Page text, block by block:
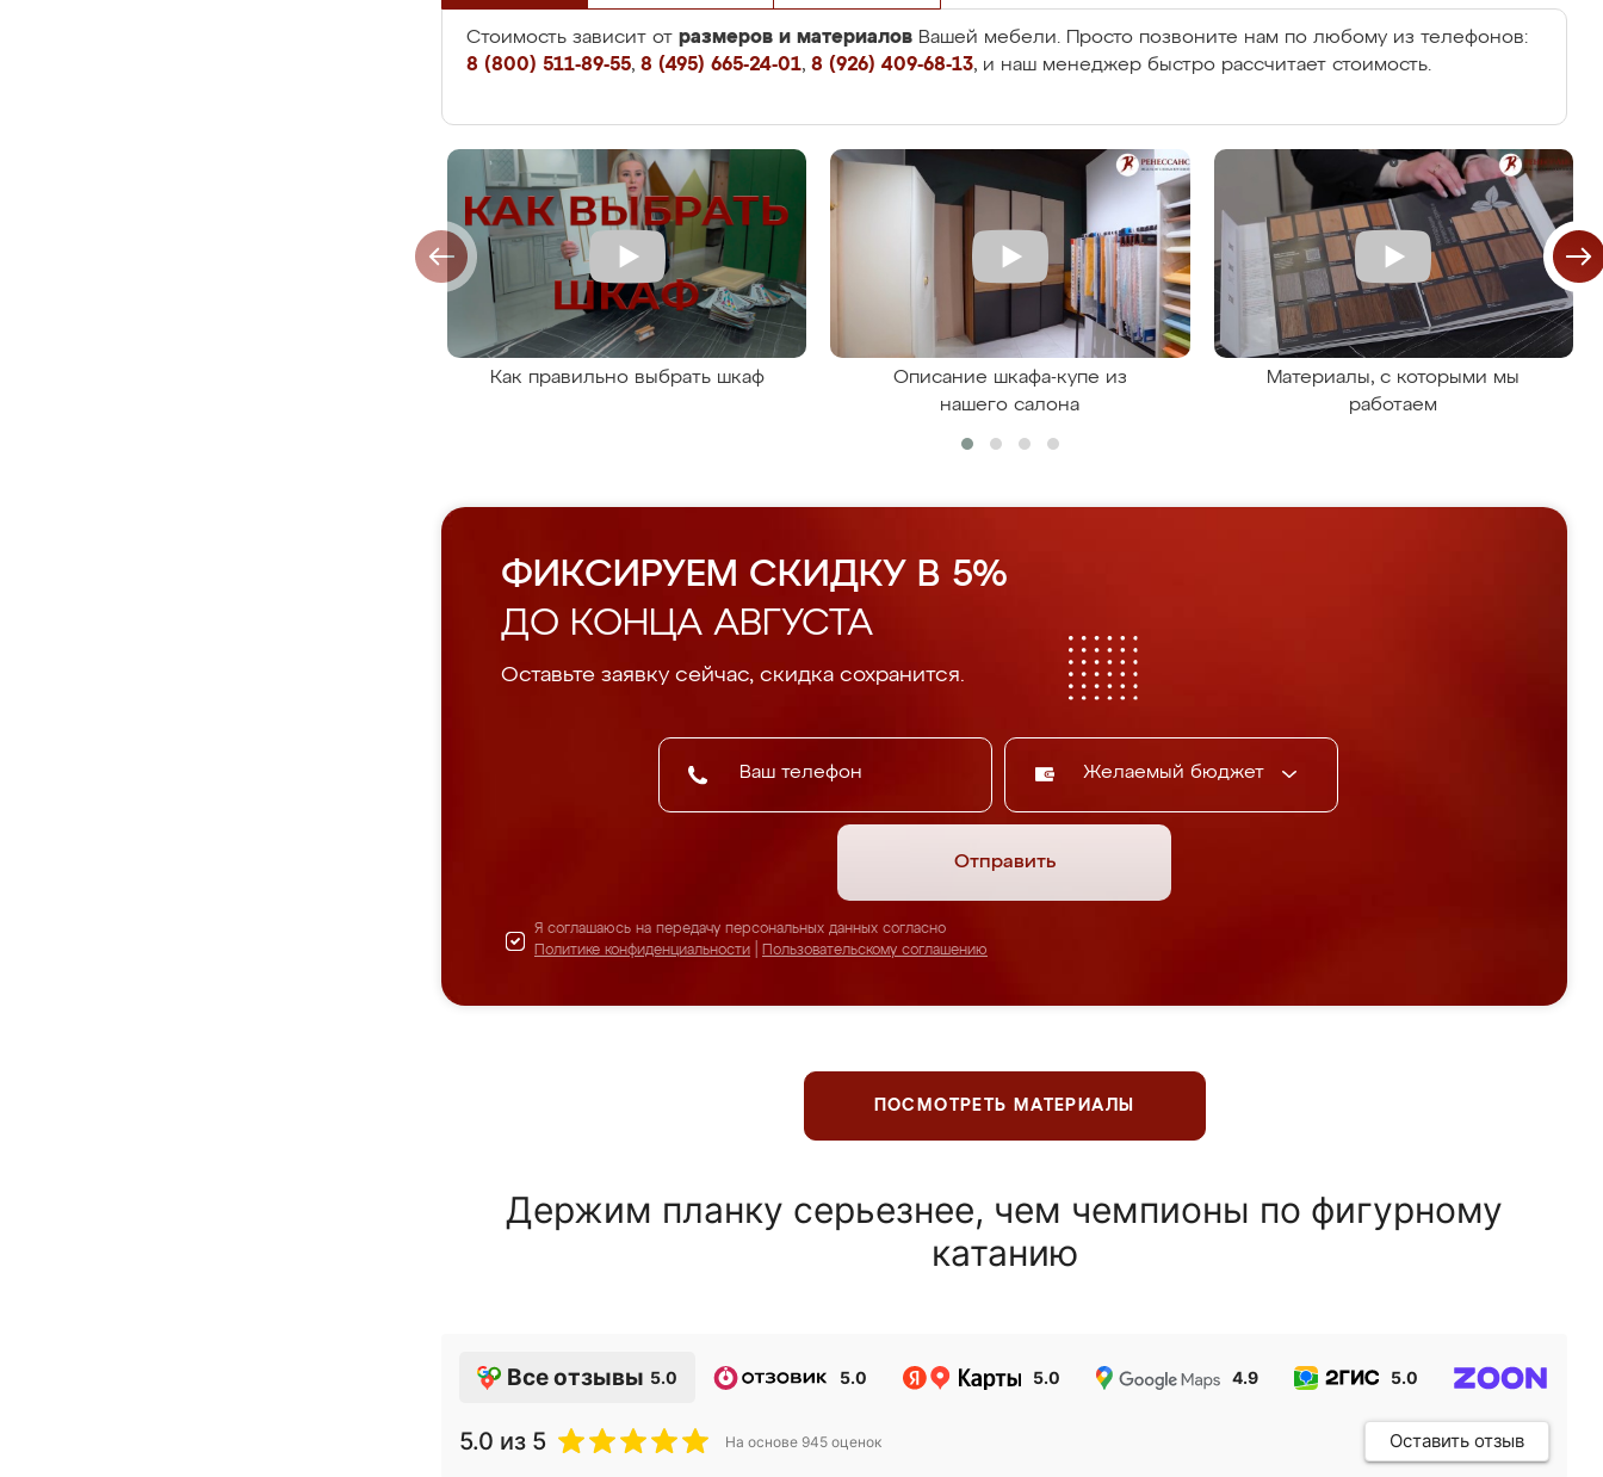
Стоимость зависит от размеров и материалов Вашей мебели. Просто позвоните нам по любому из телефонов:
8 (800) 511-89-55, 8 (495) 665-24-01, 8 (926) 409-68-13, и наш менеджер быстро рассчитает стоимость.
Как правильно выбрать шкаф
Описание шкафа-купе из
нашего салона
Материалы, с которыми мы
работаем
ФИКСИРУЕМ СКИДКУ В 5%
ДО КОНЦА АВГУСТА
Оставьте заявку сейчас, скидка сохранится.
Желаемый бюджет
Отправить
Я соглашаюсь на передачу персональных данных согласно
Политике конфиденциальности
Пользовательскому соглашению
ПОСМОТРЕТЬ МАТЕРИАЛЫ
Держим планку серьезнее, чем чемпионы по фигурному
катанию
Все отзывы 5.0 5.0 5.0 4.9 5.0
5.0 из 5 На основе 945 оценок Оставить отзыв